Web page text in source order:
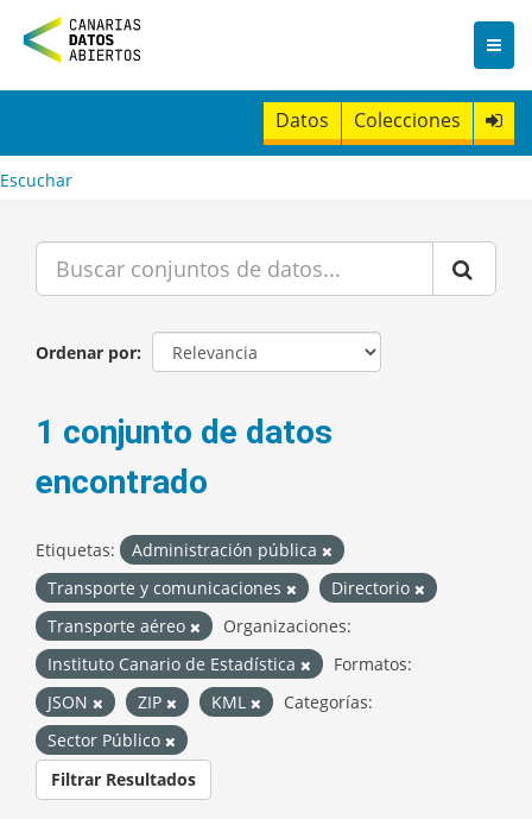
n
t
Datos Colecciones
Escuchar
Ordenar por
1 conjunto de datos
encontrado
Etiquetas:
Administración pública
Transporte y comunicaciones
Directorio
Transporte aéreo
Organizaciones:
Instituto Canario de Estadística
Formatos:
JSON
ZIP KML
Categorías:
Sector Público
Filtrar Resultados